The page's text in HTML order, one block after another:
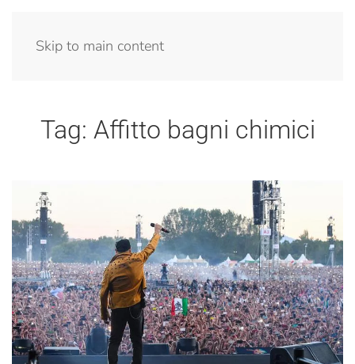
Skip to main content
Tag: Affitto bagni chimici